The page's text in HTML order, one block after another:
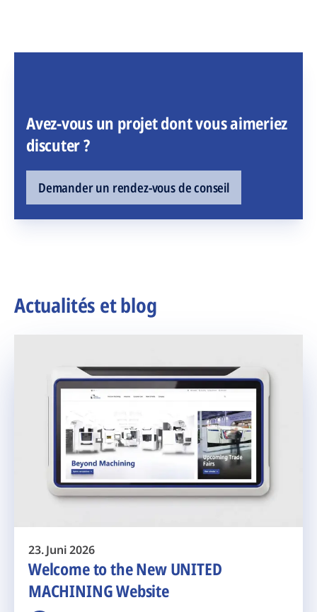
Avez-vous un projet dont vous aimeriez
discuter ?
Demander un rendez-vous de conseil
Actualités et blog
23. Juni 2026
Welcome to the New UNITED
MACHINING Website